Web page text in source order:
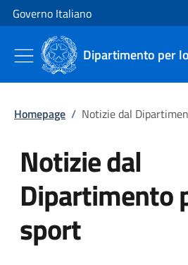
Vai al contenuto
Vai alla navigazione del sito
Governo Italiano
Dipartimento per
Homepage / Notizie dal
Notizie dal
Dipartimento
sport